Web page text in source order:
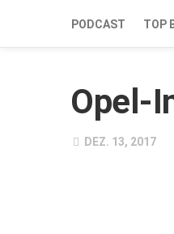
PODCAST TOP
Opel-
DEZ. 13, 2017